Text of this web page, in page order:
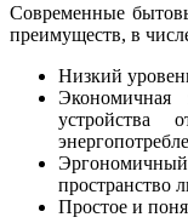
Современные
преимуществ, в
Низкий
Экономичная
Эргономичный
пространство
Простое и